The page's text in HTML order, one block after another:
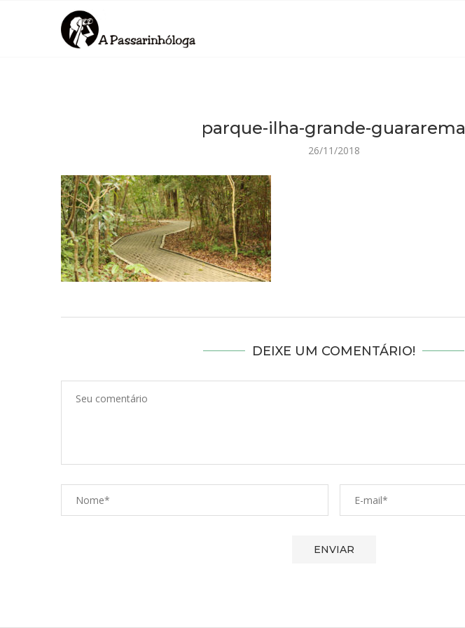
parque-ilha-grande-guararema
26/11/2018
DEIXE UM COMENTÁRIO!